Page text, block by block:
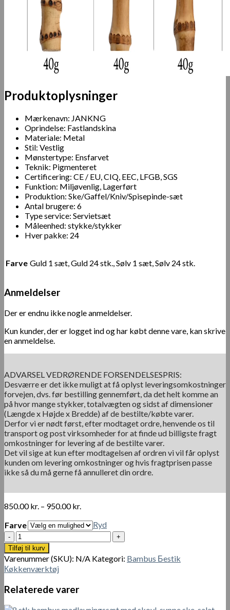
Produktoplysninger
Mærkenavn: JANKNG
Oprindelse: Fastlandskina
Materiale: Metal
Stil: Vestlig
Mønstertype: Ensfarvet
Teknik: Pigmenteret
Certificering: CE / EU, CIQ, EEC, LFGB, SGS
Funktion: Miljøvenlig, Lagerført
Produktion: Ske/Gaffel/Kniv/Spisepinde-sæt
Antal brugere: 6
Type service: Servietsæt
Måleenhed: stykke/stykker
Hver pakke: 24
Farve Guld 1 sæt, Guld 24 stk., Sølv 1 sæt, Sølv 24 stk.
Anmeldelser
Der er endnu ikke nogle anmeldelser.
Kun kunder, der er logget ind og har købt denne vare, kan skrive
en anmeldelse.
ADVARSEL VEDRØRENDE FORSENDELSESPRIS:
Desværre er det ikke muligt at få oplyst leveringsomkostninger
forvejen, dvs. før bestilling gennemført, da det helt komme an
på hvor mange stykker, totalvægten og sidst af dimensioner
(Længde x Højde x Bredde) af de bestilte/købte varer.
Derfor vi er nødt først, efter modtaget ordre, henvende os til
transport og post virksomheder for at finde ud billigste fragt
omkostninger for levering af de bestilte varer.
Det vil sige at kun efter modtagelsen af ordren vi vil får oplyst
kunden om levering omkostninger og hvis fragtprisen passe
ikke så du må gerne få annulleret din ordre.
850.00kr. – 950.00kr.
til
950.00 kr.
Farve
Ryd
24
dele
bambus
servicesæt
rustfrit
stål
antal
Tilføj til kurv
Varenummer (SKU): N/A Kategori: Bambus Бestik
Кøkkenværktøj
Relaterede varer